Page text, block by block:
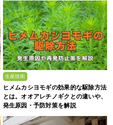
生産技術
ヒメムカシヨモギの効果的な駆除方法
とは。オオアレチノギクとの違いや、
発生原因・予防対策を解説